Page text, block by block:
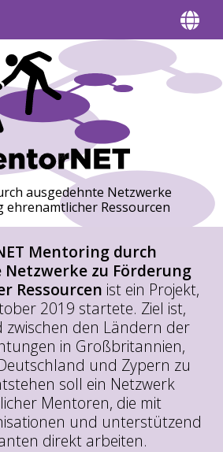
ausgedehnte Netzwerke
ehrenamtlicher Ressourcen
Mentoring durch
zu Förderung
Ressourcen ist ein Projekt,
2019 startete. Ziel ist,
den Ländern der
in Großbritannien,
und Zypern zu
soll ein Netzwerk
Mentoren, die mit
und unterstützend
direkt arbeiten.